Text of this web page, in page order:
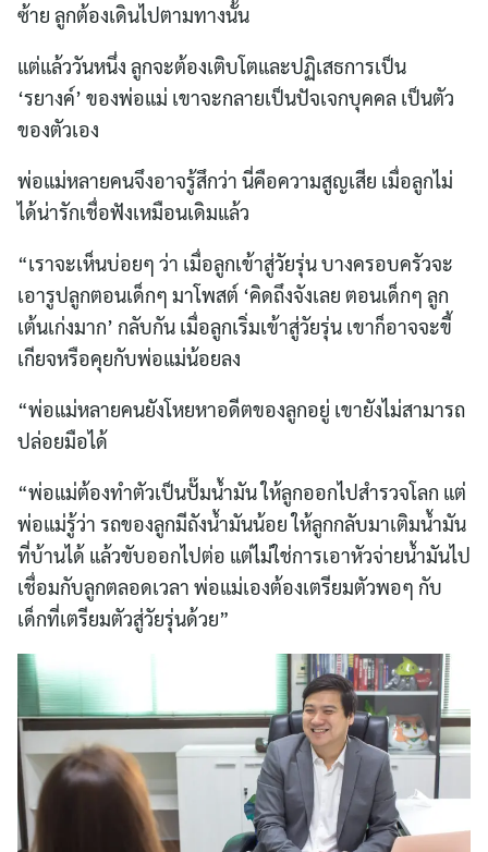
ซ้าย ลูกต้องเดินไปตามทางนั้น
แต่แล้ววันหนึ่ง ลูกจะต้องเติบโตและปฏิเสธการเป็น
‘รยางค์’ ของพ่อแม่ เขาจะกลายเป็นปัจเจกบุคคล เป็นตัว
ของตัวเอง
พ่อแม่หลายคนจึงอาจรู้สึกว่า นี่คือความสูญเสีย เมื่อลูกไม่
ได้น่ารักเชื่อฟังเหมือนเดิมแล้ว
“เราจะเห็นบ่อยๆ ว่า เมื่อลูกเข้าสู่วัยรุ่น บางครอบครัวจะ
เอารูปลูกตอนเด็กๆ มาโพสต์ ‘คิดถึงจังเลย ตอนเด็กๆ ลูก
เต้นเก่งมาก’ กลับกัน เมื่อลูกเริ่มเข้าสู่วัยรุ่น เขาก็อาจจะขี้
เกียจหรือคุยกับพ่อแม่น้อยลง
“พ่อแม่หลายคนยังโหยหาอดีตของลูกอยู่ เขายังไม่สามารถ
ปล่อยมือได้
“พ่อแม่ต้องทำตัวเป็นปั๊มน้ำมัน ให้ลูกออกไปสำรวจโลก แต่
พ่อแม่รู้ว่า รถของลูกมีถังน้ำมันน้อย ให้ลูกกลับมาเติมน้ำมัน
ที่บ้านได้ แล้วขับออกไปต่อ แต่ไม่ใช่การเอาหัวจ่ายน้ำมันไป
เชื่อมกับลูกตลอดเวลา พ่อแม่เองต้องเตรียมตัวพอๆ กับ
เด็กที่เตรียมตัวสู่วัยรุ่นด้วย”